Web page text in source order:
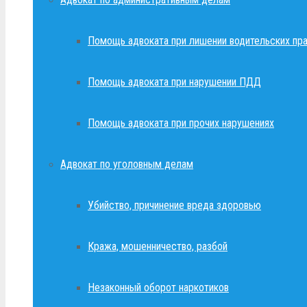
Помощь адвоката при лишении водительских
Помощь адвоката при нарушении ПДД
Помощь адвоката при прочих нарушениях
Адвокат по уголовным делам
Убийство, причинение вреда здоровью
Кража, мошенничество, разбой
Незаконный оборот наркотиков